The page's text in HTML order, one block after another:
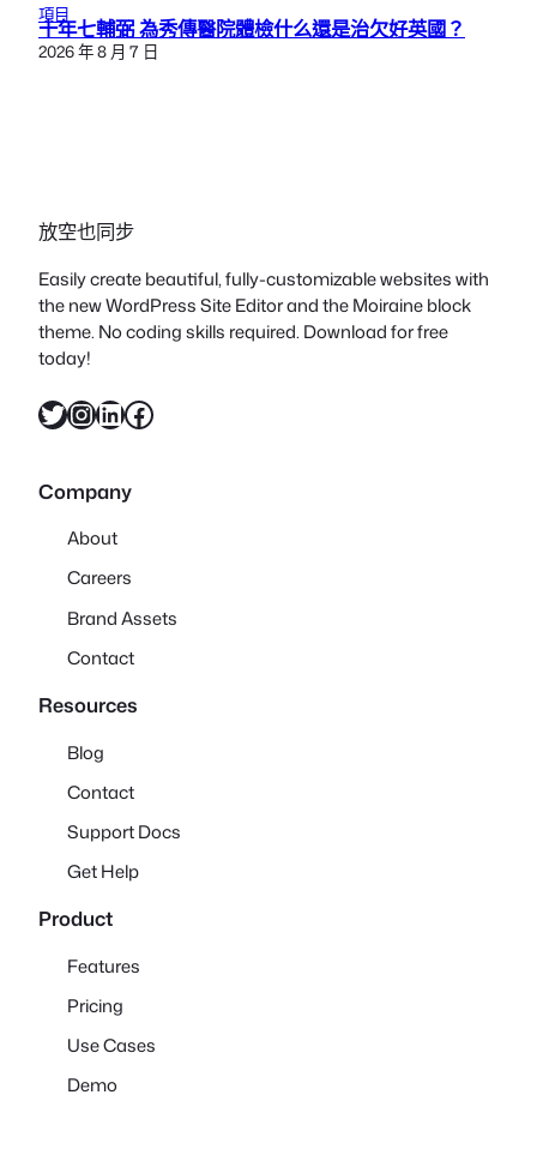
項目
十年七輔弼 為秀傳醫院體檢什么還是治欠好英國？
2026 年 8 月 7 日
放空也同步
Easily create beautiful, fully-customizable websites with
the new WordPress Site Editor and the Moiraine block
theme. No coding skills required. Download for free
today!
X InstagramLinkedIn Facebook
Company
About
Careers
Brand Assets
Contact
Resources
Blog
Contact
Support Docs
Get Help
Product
Features
Pricing
Use Cases
Demo